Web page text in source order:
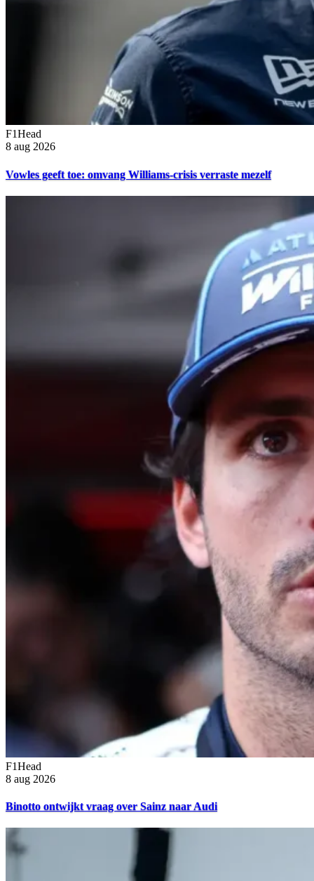
F1Head
8 aug 2026
Vowles geeft toe: omvang Williams-crisis verraste mezelf
F1Head
8 aug 2026
Binotto ontwijkt vraag over Sainz naar Audi